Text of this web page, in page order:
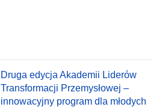
Druga edycja Akademii Liderów
Transformacji Przemysłowej –
innowacyjny program dla młodych